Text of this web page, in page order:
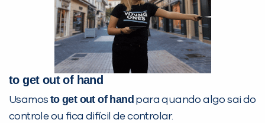
to get out of hand
Usamos to get out of hand para quando algo sai do
controle ou fica difícil de controlar.